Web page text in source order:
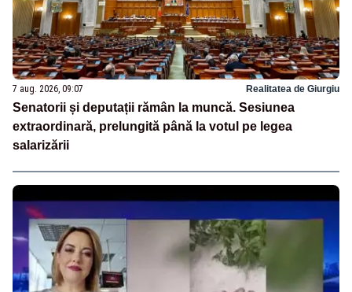
7 aug. 2026, 09:07 Realitatea de Giurgiu
Senatorii și deputații rămân la muncă. Sesiunea
extraordinară, prelungită până la votul pe legea
salarizării